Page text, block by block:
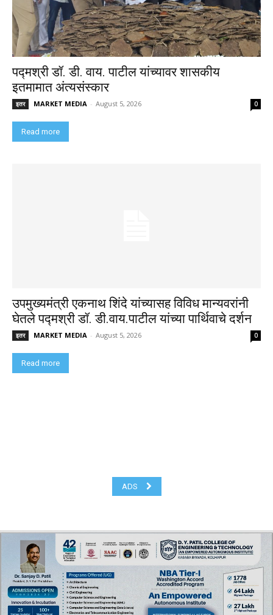
पद्मश्री डॉ. डी. वाय. पाटील यांच्यावर शासकीय
इतमामात अंत्यसंस्कार
इतर MARKET MEDIA - August 5, 2026 0
Read more
उपमुख्यमंत्री एकनाथ शिंदे यांच्यासह विविध मान्यवरांनी
घेतले पद्मश्री डॉ. डी.वाय.पाटील यांच्या पार्थिवाचे दर्शन
इतर MARKET MEDIA - August 5, 2026 0
Read more
ADS